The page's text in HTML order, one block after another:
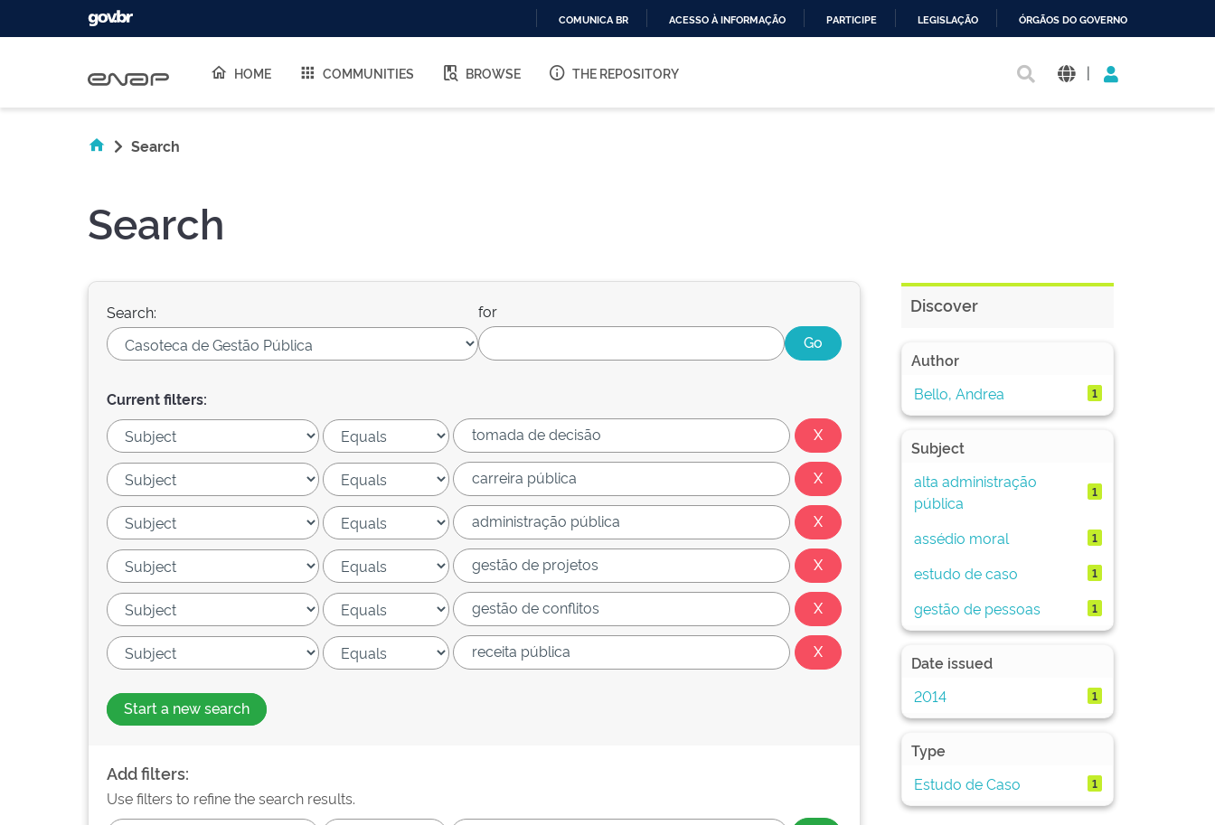
O
COMUNICA BR ACESSO À INFORMAÇÃO PARTICIPE LEGISLAÇÃO ÓRGÃOS DO GOVERNO
HOME COMMUNITIES BROWSE THE REPOSITORY |
Search
Search
Search: for
Current filters:
Start a new search
Add filters:
Use filters to refine the search results.
Discover
Author
Bello, Andrea
1
Subject
alta administração
pública
1
assédio moral 1
estudo de caso 1
gestão de pessoas 1
Date issued
2014
1
Type
Estudo de Caso
1